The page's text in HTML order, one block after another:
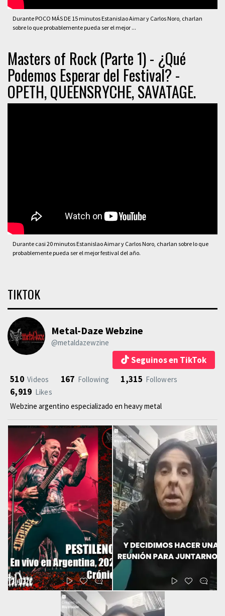
Durante POCO MÁS DE 15 minutos Estanislao Aimar y Carlos Noro, charlan
sobre lo que probablemente pueda ser el mejor ...
Masters of Rock (Parte 1) - ¿Qué
Podemos Esperar del Festival? -
OPETH, QUEENSRYCHE, SAVATAGE.
Durante casi 20 minutos Estanislao Aimar y Carlos Noro, charlan sobre lo que
probablemente pueda ser el mejor festival del año.
TIKTOK
Metal-Daze Webzine
@metaldazewzine
Seguinos en TikTok
510 Videos 167 Following 1,315 Followers
6,919 Likes
Webzine argentino especializado en heavy metal